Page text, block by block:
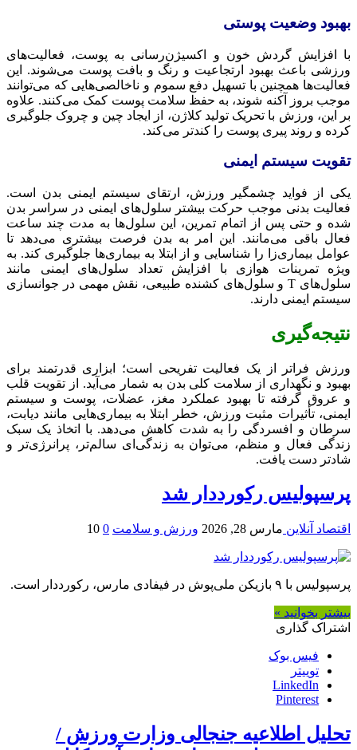
بهبود وضعیت پوستی
با افزایش گردش خون و اکسیژن‌رسانی به پوست، فعالیت‌های
ورزشی باعث بهبود ارتجاعیت و رنگ و بافت پوست می‌شوند. این
فعالیت‌ها همچنین با تسهیل دفع سموم و ناخالصی‌هایی که می‌توانند
موجب بروز آکنه شوند، به حفظ سلامت پوست کمک می‌کنند. علاوه
بر این، ورزش با تحریک تولید کلاژن، از ایجاد چین و چروک جلوگیری
کرده و روند پیری پوست را کندتر می‌کند.
تقویت سیستم ایمنی
یکی از فواید چشمگیر ورزش، ارتقای سیستم ایمنی بدن است.
فعالیت بدنی موجب حرکت بیشتر سلول‌های ایمنی در سراسر بدن
شده و حتی پس از اتمام تمرین، این سلول‌ها به مدت چند ساعت
فعال باقی می‌مانند. این امر به بدن فرصت بیشتری می‌دهد تا
عوامل بیماری‌زا را شناسایی و از ابتلا به بیماری‌ها جلوگیری کند. به
ویژه تمرینات هوازی با افزایش تعداد سلول‌های ایمنی مانند
سلول‌های T و سلول‌های کشنده طبیعی، نقش مهمی در جوانسازی
سیستم ایمنی دارند.
نتیجه‌گیری
ورزش فراتر از یک فعالیت تفریحی است؛ ابزاری قدرتمند برای
بهبود و نگهداری از سلامت کلی بدن به شمار می‌آید. از تقویت قلب
و عروق گرفته تا بهبود عملکرد مغز، عضلات، پوست و سیستم
ایمنی، تأثیرات مثبت ورزش، خطر ابتلا به بیماری‌هایی مانند دیابت،
سرطان و افسردگی را به شدت کاهش می‌دهد. با اتخاذ یک سبک
زندگی فعال و منظم، می‌توان به زندگی‌ای سالم‌تر، پرانرژی‌تر و
شادتر دست یافت.
پرسپولیس رکورددار شد
اقتصاد آنلاین مارس 28, 2026 ورزش و سلامت 0
10
پرسپولیس با ۹ بازیکن ملی‌پوش در فیفادی مارس، رکورددار است.
بیشتر بخوانید »
اشتراک گذاری
فیس بوک
توییتر
LinkedIn
Pinterest
تحلیل اطلاعیه جنجالی وزارت ورزش /